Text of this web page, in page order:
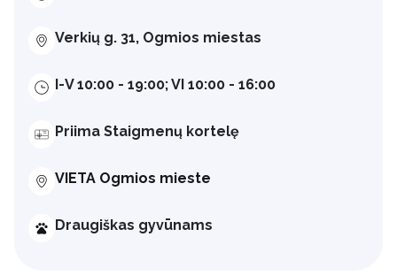
Verkių g. 31, Ogmios miestas
I-V 10:00 - 19:00; VI 10:00 - 16:00
Priima Staigmenų kortelę
VIETA Ogmios mieste
Draugiškas gyvūnams